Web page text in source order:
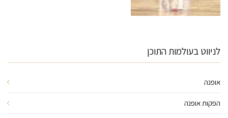
לניווט בעולמות התוכן
אופנה
הפקות אופנה